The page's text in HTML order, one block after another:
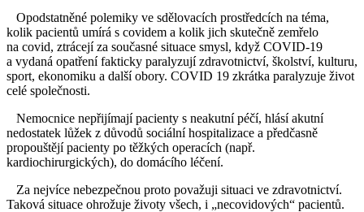
Opodstatněné polemiky ve sdělovacích prostředcích na téma,
kolik pacientů umírá s covidem a kolik jich skutečně zemřelo
na covid, ztrácejí za současné situace smysl, když COVID-19
a vydaná opatření fakticky paralyzují zdravotnictví, školství, kulturu,
sport, ekonomiku a další obory. COVID 19 zkrátka paralyzuje život
celé společnosti.
Nemocnice nepřijímají pacienty s neakutní péčí, hlásí akutní
nedostatek lůžek z důvodů sociální hospitalizace a předčasně
propouštějí pacienty po těžkých operacích (např.
kardiochirurgických), do domácího léčení.
Za nejvíce nebezpečnou proto považuji situaci ve zdravotnictví.
Taková situace ohrožuje životy všech, i „necovidových“ pacientů.